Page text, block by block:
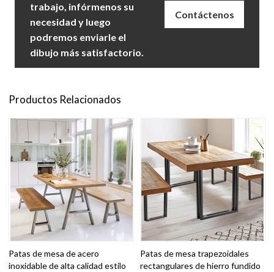
trabajo, infórmenos su
necesidad y luego
podremos enviarle el
dibujo más satisfactorio.
Contáctenos
Productos Relacionados
Patas de mesa de acero
inoxidable de alta calidad estilo
Patas de mesa trapezoidales
rectangulares de hierro fundido